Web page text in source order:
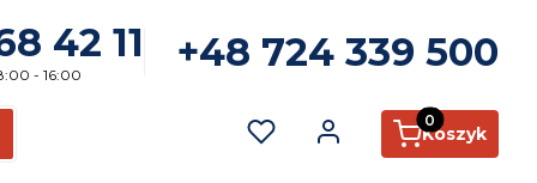
42 11
- 16:00 +48 724 339 500
Produkty w
Koszyk